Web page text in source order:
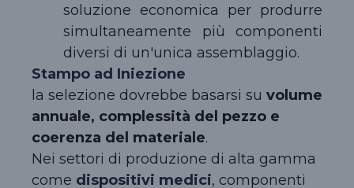
soluzione economica per produrre
simultaneamente più componenti
diversi di un'unica assemblaggio.
Stampo ad Iniezione
la selezione dovrebbe basarsi su volume
annuale, complessità del pezzo e
coerenza del materiale.
Nei settori di produzione di alta gamma
come dispositivi medici, componenti